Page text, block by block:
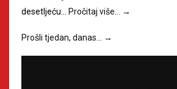
desetljeću…
Pročitaj više… →
Prošli tjedan, danas… →